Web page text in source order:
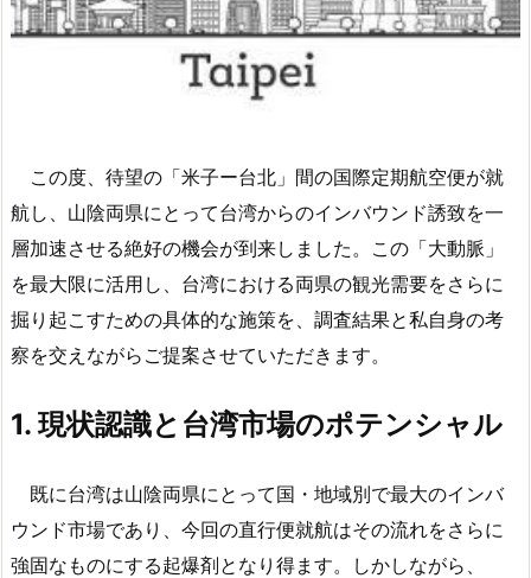
この度、待望の「米子ー台北」間の国際定期航空便が就
航し、山陰両県にとって台湾からのインバウンド誘致を一
層加速させる絶好の機会が到来しました。この「大動脈」
を最大限に活用し、台湾における両県の観光需要をさらに
掘り起こすための具体的な施策を、調査結果と私自身の考
察を交えながらご提案させていただきます。
1.現状認識と台湾市場のポテンシャル
既に台湾は山陰両県にとって国・地域別で最大のインバ
ウンド市場であり、今回の直行便就航はその流れをさらに
強固なものにする起爆剤となり得ます。しかしながら、